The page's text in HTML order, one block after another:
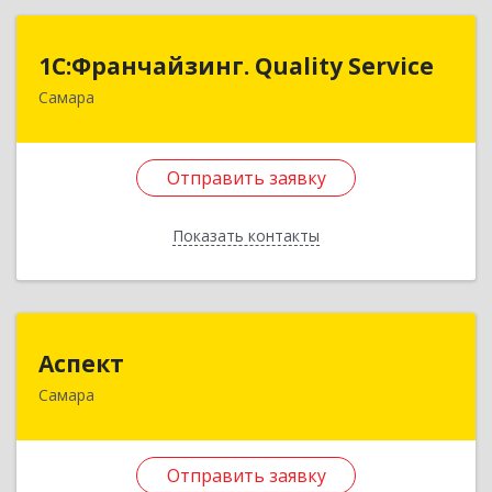
1С:Франчайзинг. Quality Service
Самара
Отправить заявку
Показать контакты
1С:Франчайзинг. Quality Service
город мкр.) ул, дом № 12, кв.30
Назад
Аспект
Самара
Отправить заявку
443013, Самарская обл, Самара г, Киевская ул,